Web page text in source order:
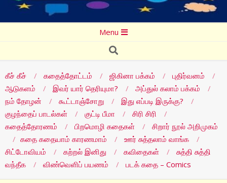
Menu
Search
கீச் கீச் கதைத்தோட்டம் ஜிகினா பக்கம்
புதிர்வனம்
ஆடுகளம்
இவர் யார் தெரியுமா?
அப்துல் கலாம் பக்கம்
நம் தோழன்
கூட்டாஞ்சோறு
இது எப்படி இருக்கு?
குழந்தைப் பாடல்கள்
குட்டி பீமா
சிரி சிரி
கதைத்தோரணம்
பிறமொழி கதைகள்
சிறார் நூல் அறிமுகம்
கதை கதையாம் காரணமாம்
ஊர் சுத்தலாம் வாங்க
சிட்டோவியம்
கற்றல் இனிது கவிதைகள்
சுத்தி சுத்தி
வந்தீக
விண்வெளிப் பயணம் படக் கதை – Comics